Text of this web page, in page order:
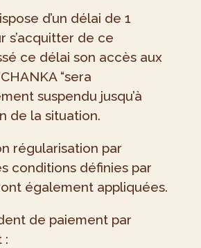
d’un délai de 1
s’acquitter de ce
ce délai son accès aux
“sera
suspendu jusqu’à
de la situation.
régularisation par
conditions définies par
également appliquées.
de paiement par
: